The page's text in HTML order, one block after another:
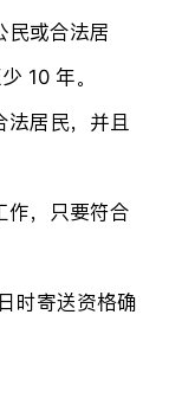
民或合法居
10 年。
法居民，并且
作，只要符合
时寄送资格确